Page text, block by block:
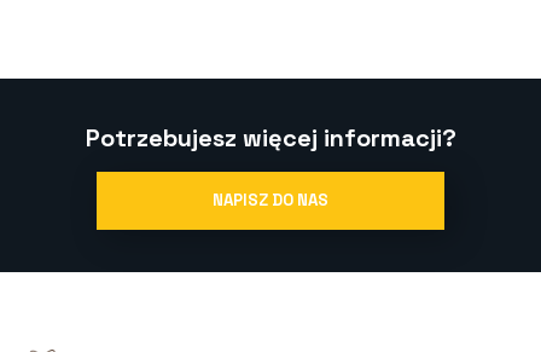
Potrzebujesz więcej informacji?
NAPISZ DO NAS